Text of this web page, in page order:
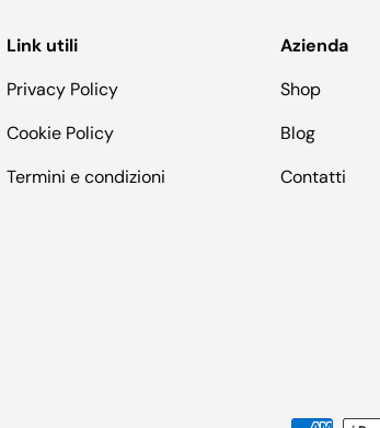
Link utili
Privacy Policy
Cookie Policy
Termini e condizioni
Azienda
Shop
Blog
Contatti